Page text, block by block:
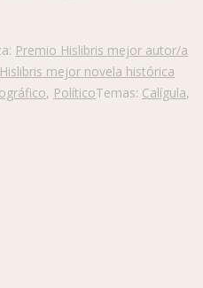
Premio Hislibris mejor autor/a
mejor novela histórica
, PolíticoTemas: Calígula,